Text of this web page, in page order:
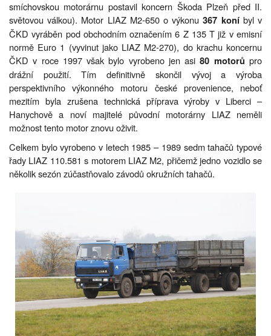
smíchovskou motorárnu postavil koncern Škoda Plzeň před II.
světovou válkou). Motor LIAZ M2-650 o výkonu367 koníbyl v
ČKD vyráběn pod obchodním označením 6 Z 135 T již v emisní
normě Euro 1 (vyvinut jako LIAZ M2-270), do krachu koncernu
ČKD v roce 1997 však bylo vyrobeno jen asi80 motorů pro
drážní použití. Tím definitivně skončil vývoj a výroba
perspektivního výkonného motoru české provenience, neboť
mezitím byla zrušena technická příprava výroby v Liberci –
Hanychově a noví majitelé původní motorárny LIAZ neměli
možnost tento motor znovu oživit.
Celkem bylo vyrobeno v letech 1985 – 1989 sedm tahačů typové
řady LIAZ 110.581 s motorem LIAZ M2, přičemž jedno vozidlo se
několik sezón zúčastňovalo závodů okružních tahačů.